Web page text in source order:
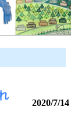
2020/7/14